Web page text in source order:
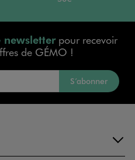
newsletterpour recevoir
de GÉMO !
S’abonner